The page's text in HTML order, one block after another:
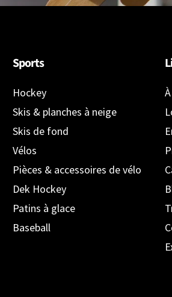
Sports
Hockey
Skis & planches à neige
Skis de fond
Vélos
Pièces & accessoires de vélo
Dek Hockey
Patins à glace
Baseball